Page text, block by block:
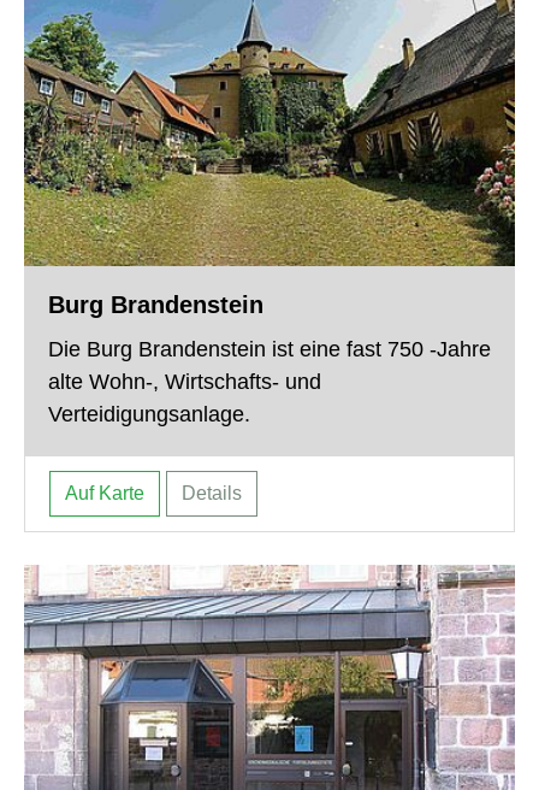
Burg Brandenstein
Die Burg Brandenstein ist eine fast 750 -Jahre
alte Wohn-, Wirtschafts- und
Verteidigungsanlage.
Auf Karte Details